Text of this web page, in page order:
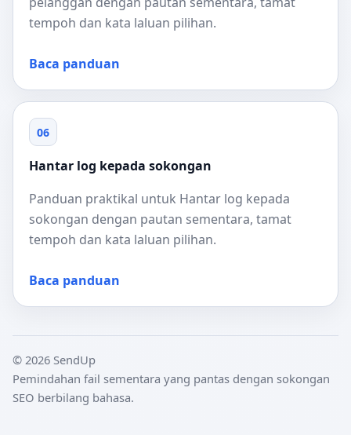
tempoh dan kata laluan pilihan.
Baca panduan
06
Hantar log kepada sokongan
Panduan praktikal untuk Hantar log kepada
sokongan dengan pautan sementara, tamat
tempoh dan kata laluan pilihan.
Baca panduan
© 2026 SendUp
Pemindahan fail sementara yang pantas dengan sokongan
SEO berbilang bahasa.